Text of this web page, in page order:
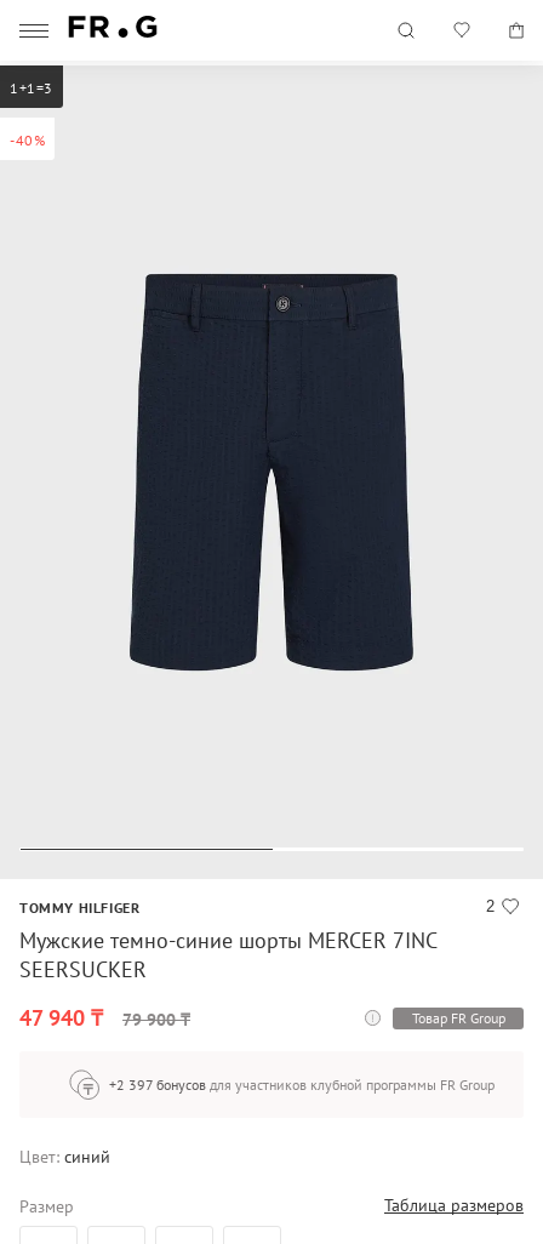
-40%
1+1=3
2
TOMMY HILFIGER
Мужские темно-синие шорты MERCER 7INC
SEERSUCKER
47 940 ₸
79 900 ₸ Товар FR Group
+2 397 бонусов для участников клубной программы FR Group
Цвет: синий
Размер Таблица размеров